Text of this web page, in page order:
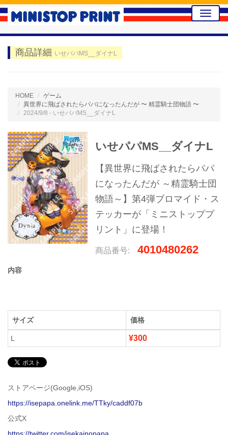
Toggle
商品詳細 いせパパMS__ダイナL
HOME
ゲーム
異世界に飛ばされたらパパになったんだが 〜 精霊騎士団物語 〜
2024/9/8 - いせパパMS__ダイナL
いせパパMS__ダイナL
【異世界に飛ばされたらパパ
になったんだが ～精霊騎士団
物語～】第4弾ブロマイド・ス
テッカーが「ミニストッププ
リント」に登場！
商品番号: 4010480262
内容
サイズ 価格
L ¥300
ストアページ(Google,iOS)
https://isepapa.onelink.me/TTky/caddf07b
公式X